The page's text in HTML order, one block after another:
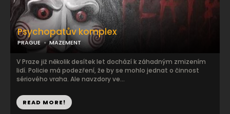
Psychopatův komplex
PRAGUE MAZEMENT
V Praze již několik desítek let dochází k záhadným zmizením
lidí. Policie má podezření, že by se mohlo jednat o činnost
sériového vraha. Ale navzdory ve...
READ MORE!